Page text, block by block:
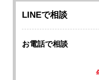
LINEで相談
お電話で相談